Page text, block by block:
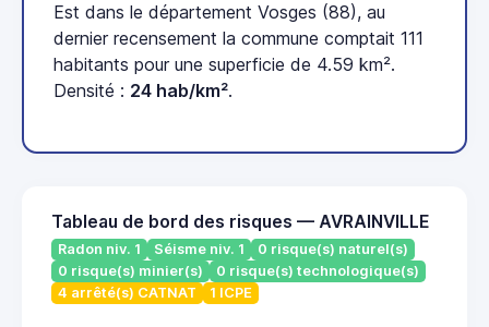
Est dans le département Vosges (88), au
dernier recensement la commune comptait 111
habitants pour une superficie de 4.59 km².
Densité : 24 hab/km².
Tableau de bord des risques — AVRAINVILLE
Radon niv. 1 Séisme niv. 1
0 risque(s) naturel(s)
0 risque(s) minier(s)
0 risque(s) technologique(s)
4 arrêté(s) CATNAT
1 ICPE